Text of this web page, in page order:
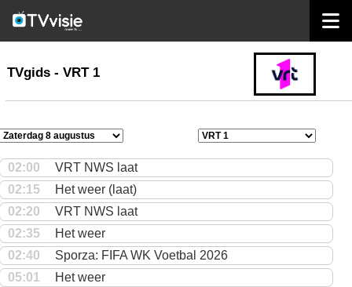
TVgids
TVgids - VRT 1
02:00
VRT NWS laat
02:15
Het weer (laat)
02:20
VRT NWS laat
02:35
Het weer
02:40
Sporza: FIFA WK Voetbal 2026
05:01
Het weer